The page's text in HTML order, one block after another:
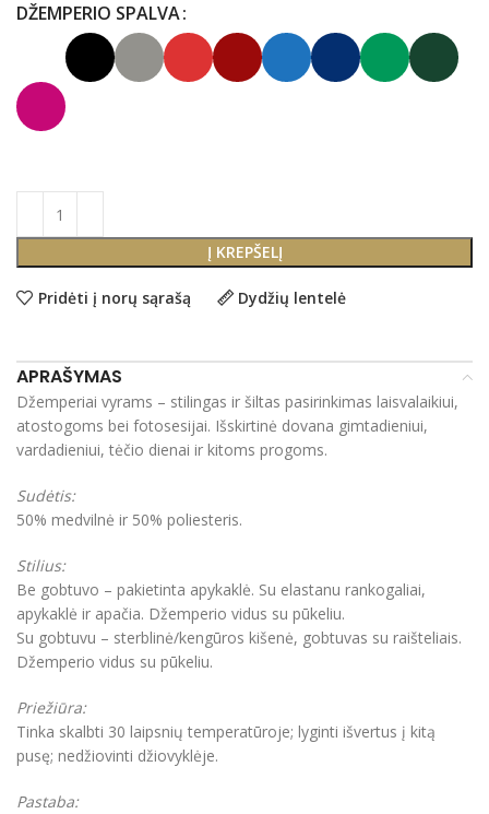
DŽEMPERIO SPALVA
Į KREPŠELĮ
Pridėti į norų sąrašą Dydžių lentelė
APRAŠYMAS
Džemperiai vyrams – stilingas ir šiltas pasirinkimas laisvalaikiui,
atostogoms bei fotosesijai. Išskirtinė dovana gimtadieniui,
vardadieniui, tėčio dienai ir kitoms progoms.
Sudėtis:
50% medvilnė ir 50% poliesteris.
Stilius:
Be gobtuvo – pakietinta apykaklė. Su elastanu rankogaliai,
apykaklė ir apačia. Džemperio vidus su pūkeliu.
Su gobtuvu – sterblinė/kengūros kišenė, gobtuvas su raišteliais.
Džemperio vidus su pūkeliu.
Priežiūra:
Tinka skalbti 30 laipsnių temperatūroje; lyginti išvertus į kitą
pusę; nedžiovinti džiovyklėje.
Pastaba: